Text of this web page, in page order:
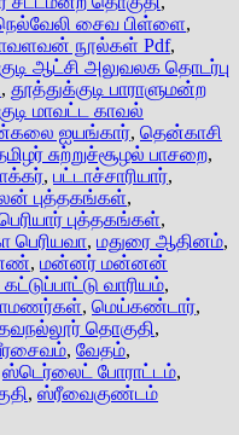
சைவ பிள்ளை,
நூல்கள் Pdf,
ஆட்சி அலுவலக தொடர்பு
, தூத்துக்குடி பாராளுமன்ற
மாவட்ட காவல்
ஐயங்கார், தென்காசி
சுற்றுச்சூழல் பாசறை,
, பட்டாச்சாரியார்,
புத்தகங்கள்,
புத்தகங்கள்,
பெரியவா, மதுரை ஆதினம்,
எண், மன்னர் மன்னன்
கட்டுப்பாட்டு வாரியம்,
, மெய்கண்டார்,
தொகுதி,
, வேதம்,
ஸ்டெர்லைட் போராட்டம்,
, ஸ்ரீவைகுண்டம்